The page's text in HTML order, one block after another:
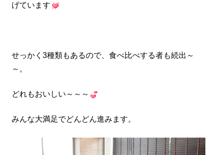
げています
せっかく3種類もあるので、食べ比べする者も続出～
～。
どれもおいしい～～～
みんな大満足でどんどん進みます。